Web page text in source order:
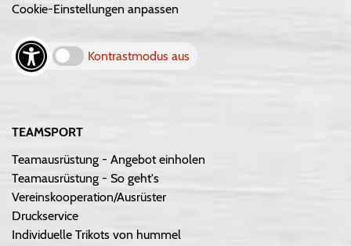
Cookie-Einstellungen anpassen
Kontrastmodus aus
TEAMSPORT
Teamausrüstung - Angebot einholen
Teamausrüstung - So geht's
Vereinskooperation/Ausrüster
Druckservice
Individuelle Trikots von hummel